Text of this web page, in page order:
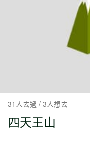
31人去過 / 3人想去
四天王山